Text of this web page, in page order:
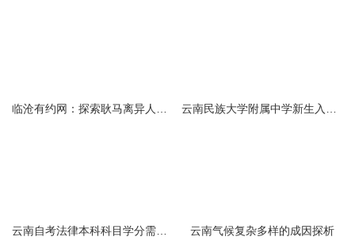
云南气候复杂多样的成因探析